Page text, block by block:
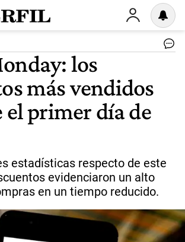
los
más vendidos
primer día de
estadísticas respecto de este
evidenciaron un alto
en un tiempo reducido.